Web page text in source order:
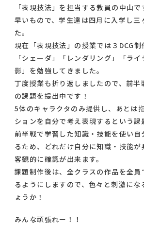
「表現技法」を担当する教員の中山で
早いもので、学生達は四月に入学し三
た。
現在「表現技法」の授業では３DCG
「シェーダ」「レンダリング」「ラ
影」を勉強してきました。
丁度授業も折り返しましたので、前半
の課題を提出中です！
5体のキャラクタのみ提供し、あとは
ションを自分で考え表現するという課
前半戦で学習した知識・技能を使い自
るため、どれだけ自分に知識・技能
客観的に確認が出来ます。
課題制作後は、全クラスの作品を全員
るようにしますので、色々と刺激にな
ょうか！
みんな頑張れー！！